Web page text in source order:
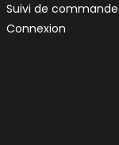
Suivi de commande
Connexion